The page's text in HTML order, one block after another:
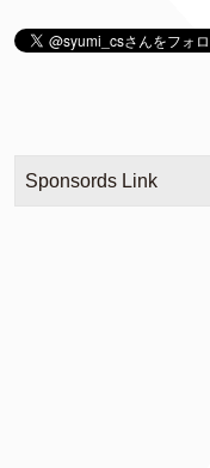
Sponsords Link